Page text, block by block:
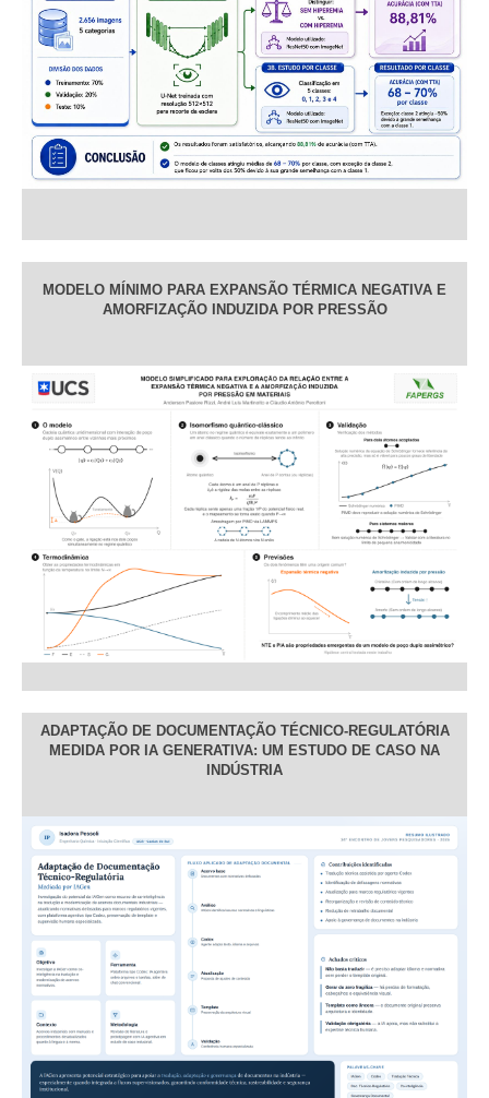
MODELO MÍNIMO PARA EXPANSÃO TÉRMICA NEGATIVA E
AMORFIZAÇÃO INDUZIDA POR PRESSÃO
ADAPTAÇÃO DE DOCUMENTAÇÃO TÉCNICO-REGULATÓRIA
MEDIDA POR IA GENERATIVA: UM ESTUDO DE CASO NA
INDÚSTRIA